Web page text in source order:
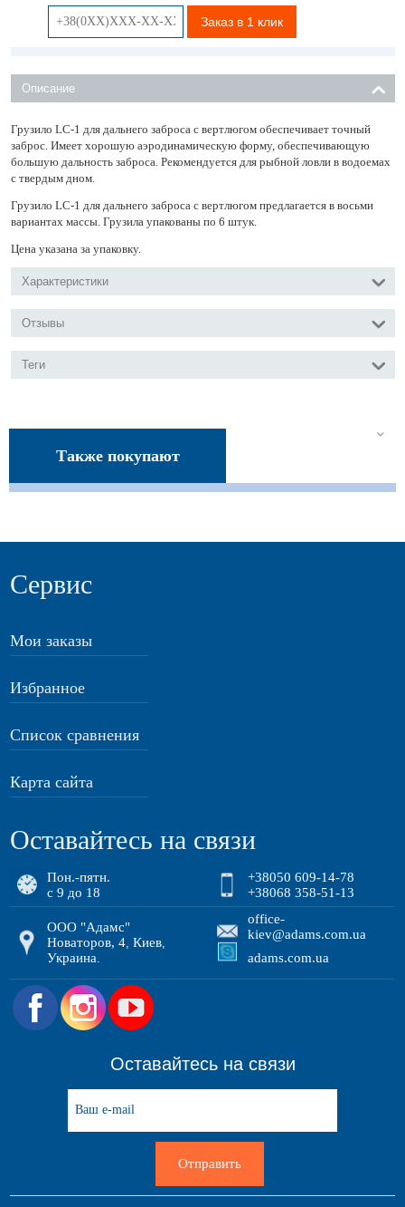
Заказ в 1 клик
Описание
Грузило LC-1 для дальнего заброса с вертлюгом обеспечивает точный
заброс. Имеет хорошую аэродинамическую форму, обеспечивающую
большую дальность заброса. Рекомендуется для рыбной ловли в водоемах
с твердым дном.
Грузило LC-1 для дальнего заброса с вертлюгом предлагается в восьми
вариантах массы. Грузила упакованы по 6 штук.
Цена указана за упаковку.
Характеристики
Отзывы
Теги
Также покупают
Сервис
Мои заказы
Избранное
Список сравнения
Карта сайта
Оставайтесь на связи
Пон.-пятн.
с 9 до 18
+38050 609-14-78
+38068 358-51-13
ООО "Адамс"
Новаторов, 4 ,Киев
Украина
office-
kiev@adams.com.ua
adams.com.ua
.
Оставайтесь на связи
Отправить